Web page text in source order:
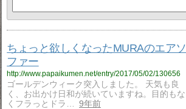
ちょっと欲しくなったMURAのエアソ
ファー
http://www.papaikumen.net/entry/2017/05/02/130656
ゴールデンウィーク突入しました。 天気も良
く、お出かけ日和が続いていますね。目的もな
くフラっとドラ…
9年前